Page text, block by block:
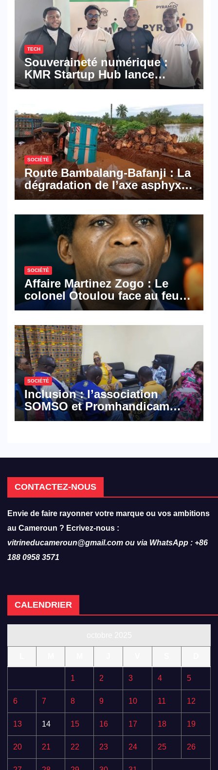
TECH
Souveraineté numérique :
KMR Startup Hub lance
Pyramid Browser et Pyramid
numériques made in
Cameroon
SOCIÉTÉ
Route Bambalang-Bafanji : La
dégradation de l’axe asphyxie
les activités économiques
SOCIÉTÉ
Affaire Martinez Zogo : Le
colonel Otoulou face au feu
croisé des avocats de la
SOCIÉTÉ
Inclusion : l’association
SOMSO et Promhandicam
militent en faveur d’une
CONTACTEZ-NOUS
Envie de faire rayonner votre marque ou vos ambitions
au Cameroun ? Ecrivez-nous :
vitrineducameroun@gmail.com ou via WhatsApp : +86
188 0958 3571
CALENDRIER
1 2 3 4 5
6 7 8 9 10 11 12
13 14 15 16 17 18 19
20 21 22 23 24 25 26